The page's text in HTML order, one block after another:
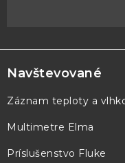
á
p
ä
e
Navštevované
Záznam teploty a
Multimetre Elma
Príslušenstvo Fluke